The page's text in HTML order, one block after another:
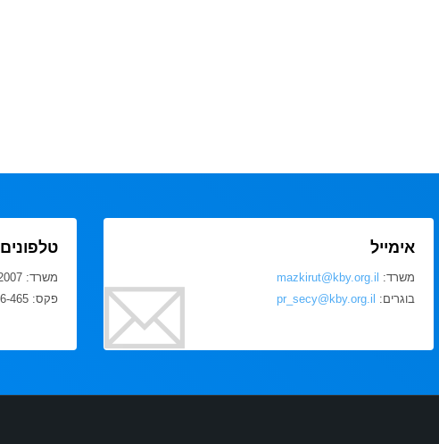
אימייל
משרד: mazkirut@kby.org.il
בוגרים: pr_secy@kby.org.il
טלפונים
משרד: 08-856-2007
פקס: 08-856-465